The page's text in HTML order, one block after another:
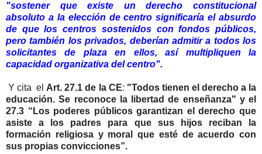
"sostener que existe un derecho constitucional
absoluto a la elección de centro significaría el absurdo
de que los centros sostenidos con fondos públicos,
pero también los privados, deberían admitir a todos los
solicitantes de plaza en ellos, así multipliquen la
capacidad organizativa del centro".
Y cita el Art. 27.1 de la CE: "Todos tienen el derecho a la
educación. Se reconoce la libertad de enseñanza" y el
27.3 “Los poderes públicos garantizan el derecho que
asiste a los padres para que sus hijos reciban la
formación religiosa y moral que esté de acuerdo con
sus propias convicciones”.